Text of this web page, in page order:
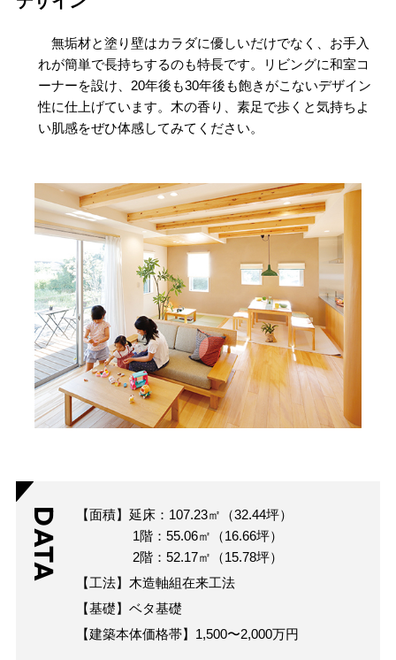
無垢材と塗り壁はカラダに優しいだけでなく、お手入
れが簡単で長持ちするのも特長です。リビングに和室コ
ーナーを設け、20年後も30年後も飽きがこないデザイン
性に仕上げています。木の香り、素足で歩くと気持ちよ
い肌感をぜひ体感してみてください。
DATA
【面積】延床：107.23㎡（32.44坪）
1階：55.06㎡（16.66坪）
2階：52.17㎡（15.78坪）
【工法】木造軸組在来工法
【基礎】ベタ基礎
【建築本体価格帯】1,500〜2,000万円